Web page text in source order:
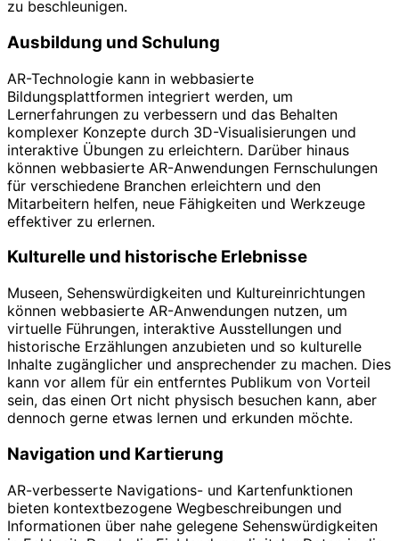
zu beschleunigen.
Ausbildung und Schulung
AR-Technologie kann in webbasierte
Bildungsplattformen integriert werden, um
Lernerfahrungen zu verbessern und das Behalten
komplexer Konzepte durch 3D-Visualisierungen und
interaktive Übungen zu erleichtern. Darüber hinaus
können webbasierte AR-Anwendungen Fernschulungen
für verschiedene Branchen erleichtern und den
Mitarbeitern helfen, neue Fähigkeiten und Werkzeuge
effektiver zu erlernen.
Kulturelle und historische Erlebnisse
Museen, Sehenswürdigkeiten und Kultureinrichtungen
können webbasierte AR-Anwendungen nutzen, um
virtuelle Führungen, interaktive Ausstellungen und
historische Erzählungen anzubieten und so kulturelle
Inhalte zugänglicher und ansprechender zu machen. Dies
kann vor allem für ein entferntes Publikum von Vorteil
sein, das einen Ort nicht physisch besuchen kann, aber
dennoch gerne etwas lernen und erkunden möchte.
Navigation und Kartierung
AR-verbesserte Navigations- und Kartenfunktionen
bieten kontextbezogene Wegbeschreibungen und
Informationen über nahe gelegene Sehenswürdigkeiten